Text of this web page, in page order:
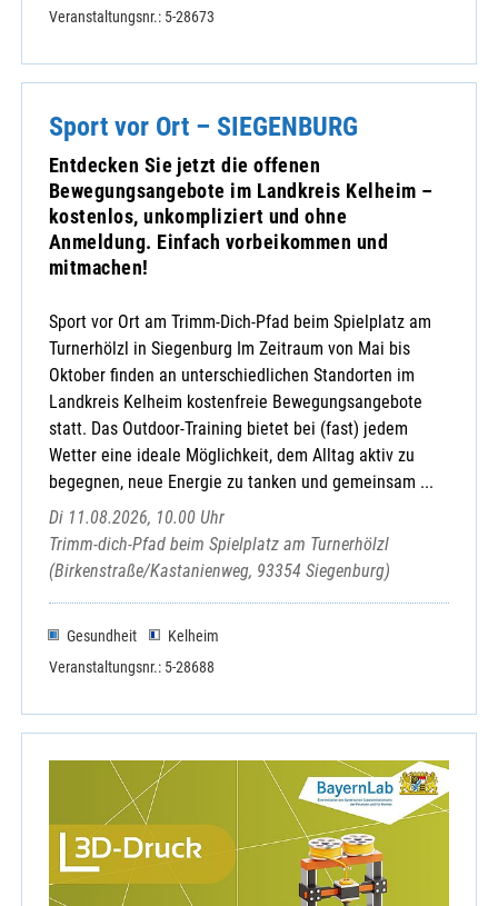
Veranstaltungsnr.: 5-28673
Sport vor Ort – SIEGENBURG
Entdecken Sie jetzt die offenen
Bewegungsangebote im Landkreis Kelheim –
kostenlos, unkompliziert und ohne
Anmeldung. Einfach vorbeikommen und
mitmachen!
Sport vor Ort am Trimm-Dich-Pfad beim Spielplatz am
Turnerhölzl in Siegenburg Im Zeitraum von Mai bis
Oktober finden an unterschiedlichen Standorten im
Landkreis Kelheim kostenfreie Bewegungsangebote
statt. Das Outdoor-Training bietet bei (fast) jedem
Wetter eine ideale Möglichkeit, dem Alltag aktiv zu
begegnen, neue Energie zu tanken und gemeinsam ...
Di 11.08.2026, 10.00 Uhr
Trimm-dich-Pfad beim Spielplatz am Turnerhölzl
(Birkenstraße/Kastanienweg, 93354 Siegenburg)
Gesundheit
Kelheim
Veranstaltungsnr.: 5-28688